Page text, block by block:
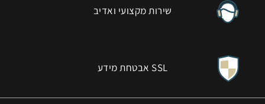
שירות מקצועי ואדיב
אבטחת מידע SSL